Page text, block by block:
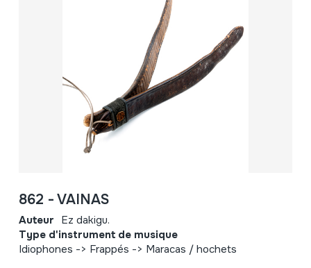
862 - VAINAS
Auteur Ez dakigu.
Type d'instrument de musique
Idiophones -> Frappés -> Maracas / hochets